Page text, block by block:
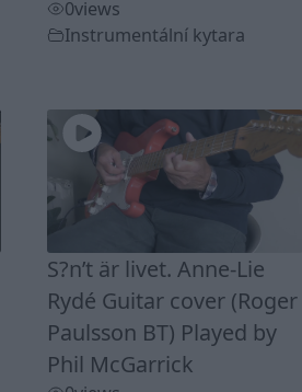
0views
Instrumentální kytara
S?n’t är livet. Anne-Lie
Rydé Guitar cover (Roger
Paulsson BT) Played by
Phil McGarrick